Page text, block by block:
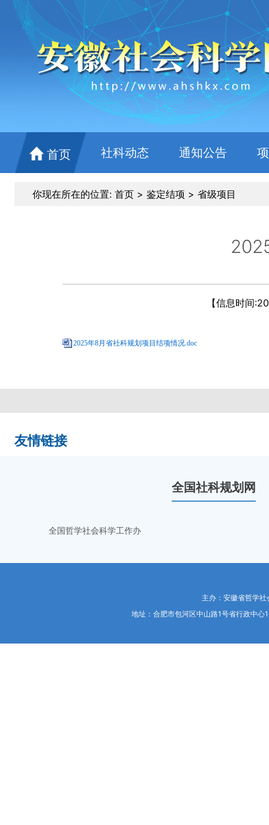
首页 社科动态 通知公告
你现在所在的位置:首页> 鉴定结项 > 省级项目
【信息时间
2025年8月省社科规划项目结项情况.doc
友情链接
全国社科规划网
全国哲学社会科学工作办
主办：安徽省哲学
地址：合肥市包河区中山路1号省行政